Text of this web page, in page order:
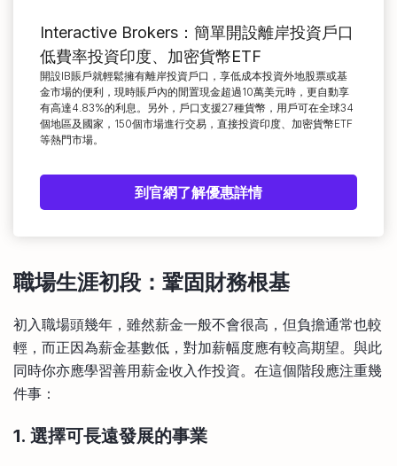
Interactive Brokers：簡單開設離岸投資戶口
低費率投資印度、加密貨幣ETF
開設IB賬戶就輕鬆擁有離岸投資戶口，享低成本投資外地股票或基
金市場的便利，現時賬戶內的閒置現金超過10萬美元時，更自動享
有高達4.83%的利息。另外，戶口支援27種貨幣，用戶可在全球34
個地區及國家，150個市場進行交易，直接投資印度、加密貨幣ETF
等熱門市場。
到官網了解優惠詳情
職場生涯初段：鞏固財務根基
初入職場頭幾年，雖然薪金一般不會很高，但負擔通常也較
輕，而正因為薪金基數低，對加薪幅度應有較高期望。與此
同時你亦應學習善用薪金收入作投資。在這個階段應注重幾
件事：
1. 選擇可長遠發展的事業